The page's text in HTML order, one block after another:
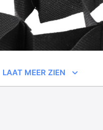
LAAT MEER ZIEN